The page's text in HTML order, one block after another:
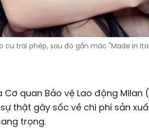
trái phép, sau đó gắn mác "Made in
quan Bảo vệ Lao động Milan
thật gây sốc về chi phí sản
trọng.